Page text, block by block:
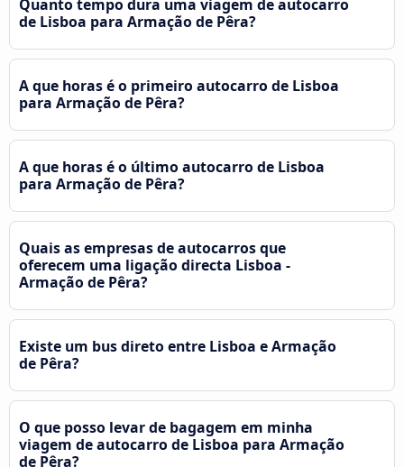
Quanto tempo dura uma viagem de autocarro
de Lisboa para Armação de Pêra?
A que horas é o primeiro autocarro de Lisboa
para Armação de Pêra?
A que horas é o último autocarro de Lisboa
para Armação de Pêra?
Quais as empresas de autocarros que
oferecem uma ligação directa Lisboa -
Armação de Pêra?
Existe um bus direto entre Lisboa e Armação
de Pêra?
O que posso levar de bagagem em minha
viagem de autocarro de Lisboa para Armação
de Pêra?